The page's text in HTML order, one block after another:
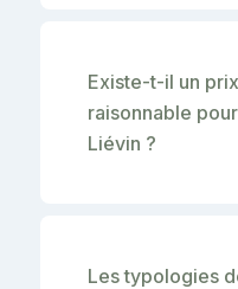
Existe-t-il un
raisonnable
Liévin ?
Les typologies